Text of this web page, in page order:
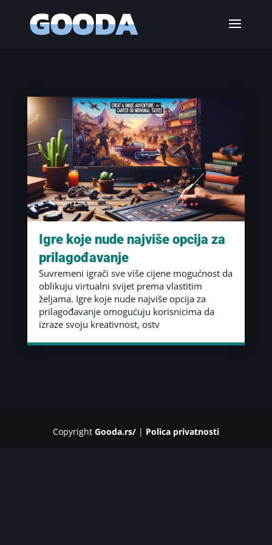
Igre koje nude najviše opcija za
prilagođavanje
Suvremeni igrači sve više cijene mogućnost da
oblikuju virtualni svijet prema vlastitim
željama. Igre koje nude najviše opcija za
prilagođavanje omogućuju korisnicima da
izraze svoju kreativnost, ostv
Copyright Gooda.rs/| Polica privatnosti